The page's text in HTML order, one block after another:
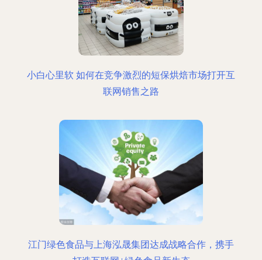
小白心里软 如何在竞争激烈的短保烘焙市场打开互
联网销售之路
江门绿色食品与上海泓晟集团达成战略合作，携手